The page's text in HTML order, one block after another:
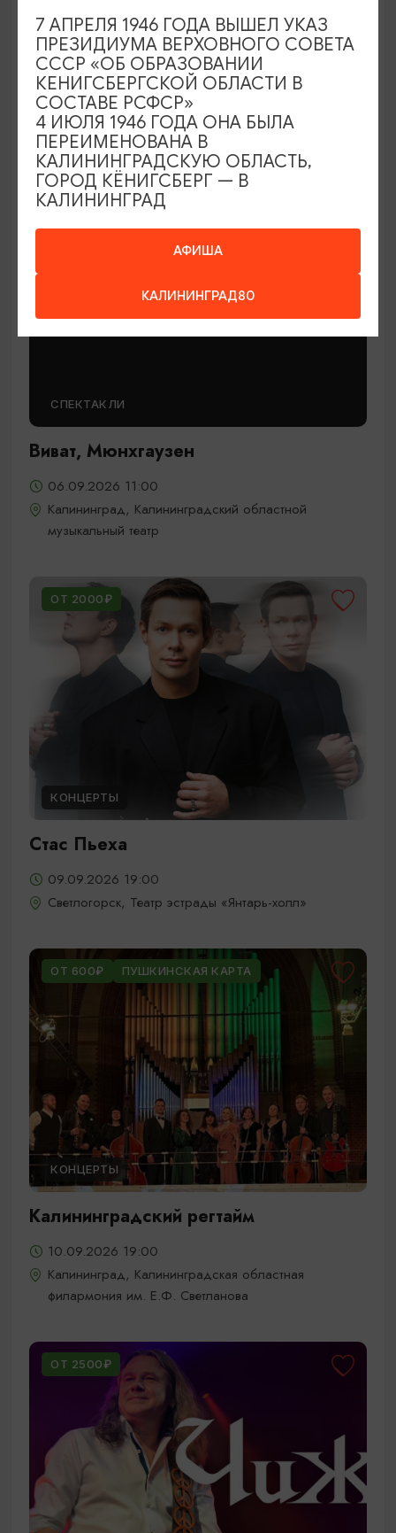
СПЕКТАКЛИ
Улитка и Кит
06.09.2026 11:00
Светлогорск, Арт-пространство «Янтарь-холл»
ОТ 500₽ ПУШКИНСКАЯ КАРТА
СПЕКТАКЛИ
Виват, Мюнхгаузен
06.09.2026 11:00
Калининград, Калининградский областной
музыкальный театр
ОТ 2000₽
КОНЦЕРТЫ
Стас Пьеха
09.09.2026 19:00
Светлогорск, Театр эстрады «Янтарь-холл»
ОТ 600₽ ПУШКИНСКАЯ КАРТА
КОНЦЕРТЫ
Калининградский регтайм
10.09.2026 19:00
Калининград, Калининградская областная
филармония им. Е.Ф. Светланова
ОТ 2500₽
АФИША
КАЛИНИНГРАД80
7 АПРЕЛЯ 1946 ГОДА ВЫШЕЛ УКАЗ
ПРЕЗИДИУМА ВЕРХОВНОГО СОВЕТА
СССР «ОБ ОБРАЗОВАНИИ
КЕНИГСБЕРГСКОЙ ОБЛАСТИ В
СОСТАВЕ РСФСР»
4 ИЮЛЯ 1946 ГОДА ОНА БЫЛА
ПЕРЕИМЕНОВАНА В
КАЛИНИНГРАДСКУЮ ОБЛАСТЬ,
ГОРОД КЁНИГСБЕРГ — В
КАЛИНИНГРАД